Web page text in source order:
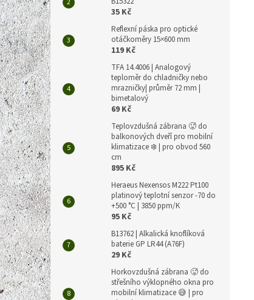
35 Kč
Reflexní páska pro optické
otáčkoměry 15×600 mm
119 Kč
TFA 14.4006 | Analogový
teploměr do chladničky nebo
mrazničky| průměr 72 mm |
bimetalový
69 Kč
Teplovzdušná zábrana 🥵 do
balkonových dveří pro mobilní
klimatizace ❄️ | pro obvod 560
cm
895 Kč
Heraeus Nexensos M222 Pt100
platinový teplotní senzor -70 do
+500 °C | 3850 ppm/K
95 Kč
B13762 | Alkalická knoflíková
baterie GP LR44 (A76F)
29 Kč
Horkovzdušná zábrana 🥵 do
střešního výklopného okna pro
mobilní klimatizace 😅 | pro